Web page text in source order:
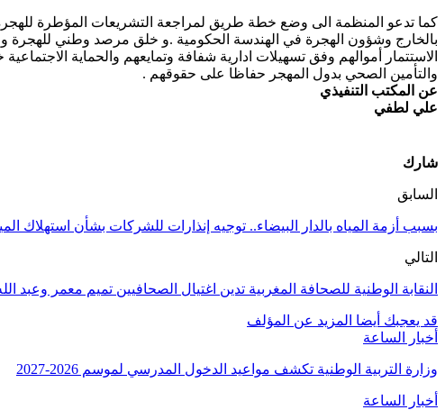
كما تدعو المنظمة الى وضع خطة طريق لمراجعة التشريعات المؤطرة للهجرة
بالخارج وشؤون الهجرة في الهندسة الحكومية .و خلق مرصد وطني للهجرة
الاستتمار أموالهم وفق تسهيلات ادارية شفافة وتمايعهم والحماية
والتأمين الصحي بدول المهجر حفاظا على حقوقهم .
عن المكتب التنفيذي
علي لطفي
شارك
السابق
بسبب أزمة المياه بالدار البيضاء.. توجيه إنذارات للشركات بشأن استهلاك
التالي
النقابة الوطنية للصحافة المغربية تدين اغتيال الصحافيين تميم معمر وعبد
قد يعجبك أيضا المزيد عن المؤلف
أخبار الساعة
وزارة التربية الوطنية تكشف مواعيد الدخول المدرسي لموسم 2026-2027
أخبار الساعة